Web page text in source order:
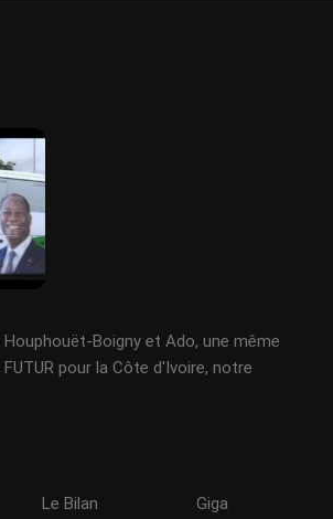
Houphouët-Boigny et Ado, une même
pour la Côte d'Ivoire, notre
Le Bilan
Giga